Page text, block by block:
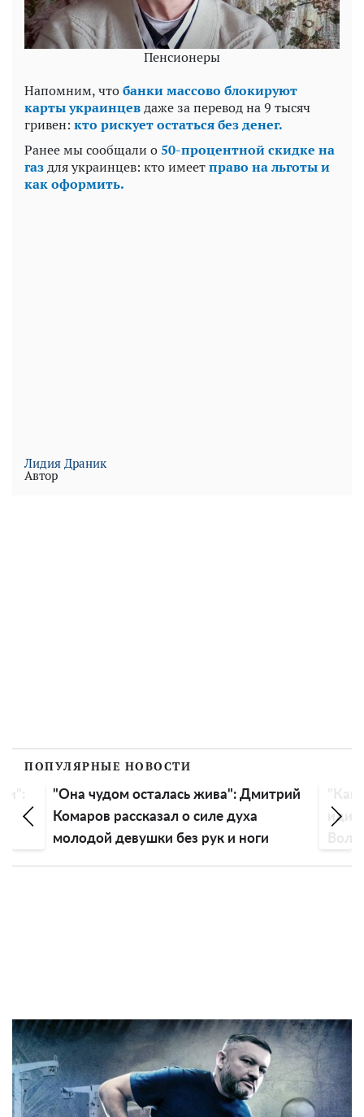
Пенсионеры
Напомним, чтобанки массово блокируют
карты украинцевдаже за перевод на 9 тысяч
гривен: кто рискует остаться без денег.
Ранее мы сообщали о50-процентной скидке на
газдля украинцев: кто имеетправо на льготы и
как оформить.
Лидия Драник
Автор
ПОПУЛЯРНЫЕ НОВОСТИ
Дмитрий
духа
и ноги
"Как древняя старушка, смех
идиотский": истеричной Анастасии
Волочковой советуют подлечить